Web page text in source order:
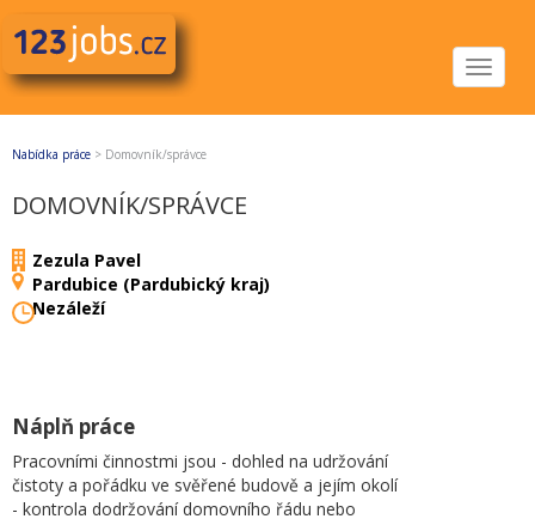
Toggle
Nabídka práce > Domovník/správce
DOMOVNÍK/SPRÁVCE
Zezula Pavel
Pardubice (Pardubický kraj)
Nezáleží
Náplň práce
Pracovními činnostmi jsou - dohled na udržování
čistoty a pořádku ve svěřené budově a jejím okolí
- kontrola dodržování domovního řádu nebo